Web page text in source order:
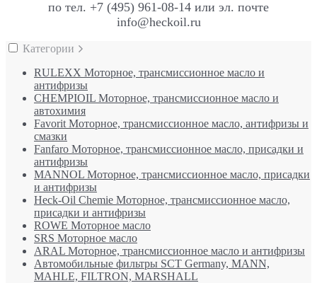
по тел. +7 (495) 961-08-14 или эл. почте
info@heckoil.ru
Категории
RULEXX Моторное, трансмиссионное масло и
антифризы
CHEMPIOIL Моторное, трансмиссионное масло и
автохимия
Favorit Моторное, трансмиссионное масло, антифризы и
смазки
Fanfaro Моторное, трансмиссионное масло, присадки и
антифризы
MANNOL Моторное, трансмиссионное масло, присадки
и антифризы
Heck-Oil Chemie Моторное, трансмиссионное масло,
присадки и антифризы
ROWE Моторное масло
SRS Моторное масло
ARAL Моторное, трансмиссионное масло и антифризы
Автомобильные фильтры SCT Germany, MANN,
MAHLE, FILTRON, MARSHALL